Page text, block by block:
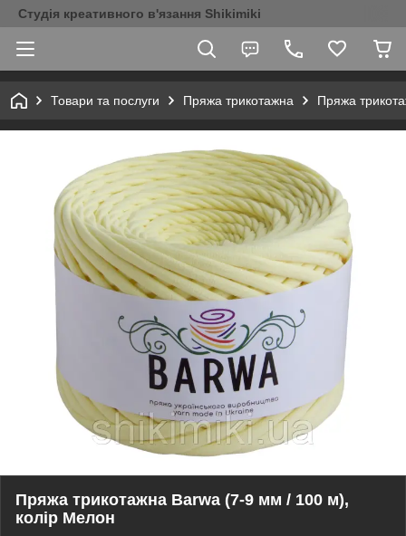
Студія креативного в'язання Shikimiki
Товари та послуги Пряжа трикотажна Пряжа
Пряжа трикотажна Barwa (7-9 мм / 100 м),
колір Мелон